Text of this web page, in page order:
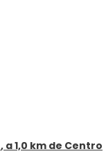
, a 1,0 km de Centro